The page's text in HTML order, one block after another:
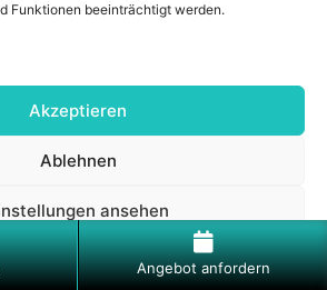
Funktionen beeinträchtigt werden.
Akzeptieren
Ablehnen
ansehen
DatenschutzerklärungImpressum
Wien
votes)
2023 Entrümpelung Meister
Entrümpelung Wien E-Mail
Angebot anfordern